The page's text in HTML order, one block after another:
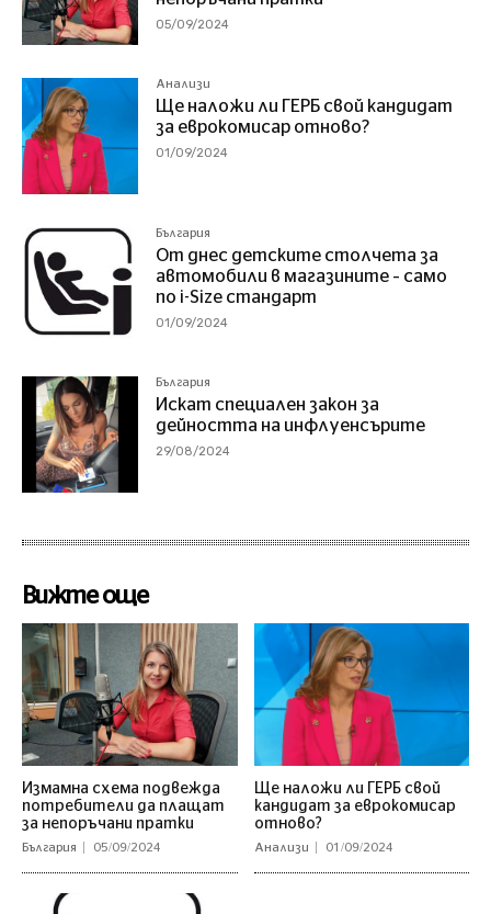
05/09/2024
Анализи
Ще наложи ли ГЕРБ свой кандидат
за еврокомисар отново?
01/09/2024
България
От днес детските столчета за
автомобили в магазините – само
по i-Size стандарт
01/09/2024
България
Искат специален закон за
дейността на инфлуенсърите
29/08/2024
Вижте още
Измамна схема подвежда
потребители да плащат
за непоръчани пратки
България 05/09/2024
Ще наложи ли ГЕРБ свой
кандидат за еврокомисар
отново?
Анализи 01/09/2024